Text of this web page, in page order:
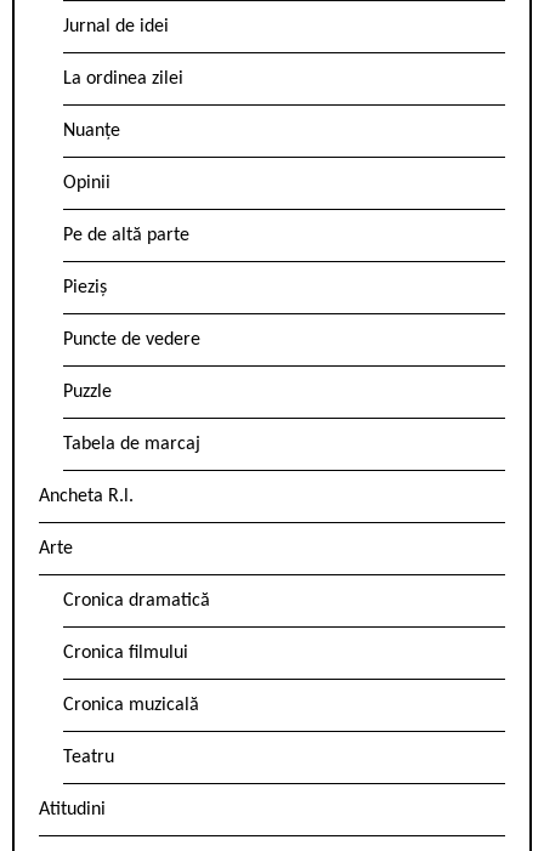
Jurnal de idei
La ordinea zilei
Nuanțe
Opinii
Pe de altă parte
Pieziș
Puncte de vedere
Puzzle
Tabela de marcaj
Ancheta R.l.
Arte
Cronica dramatică
Cronica filmului
Cronica muzicală
Teatru
Atitudini